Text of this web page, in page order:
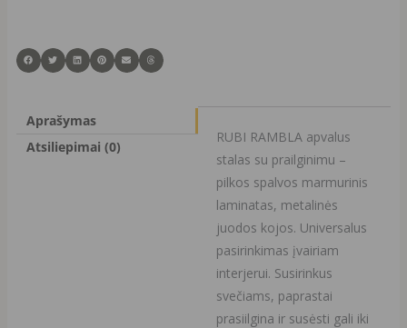
Aprašymas
Atsiliepimai (0)
RUBI RAMBLA apvalus
stalas su prailginimu –
pilkos spalvos marmurinis
laminatas, metalinės
juodos kojos. Universalus
pasirinkimas įvairiam
interjerui. Susirinkus
svečiams, paprastai
prasiilgina ir susėsti gali iki